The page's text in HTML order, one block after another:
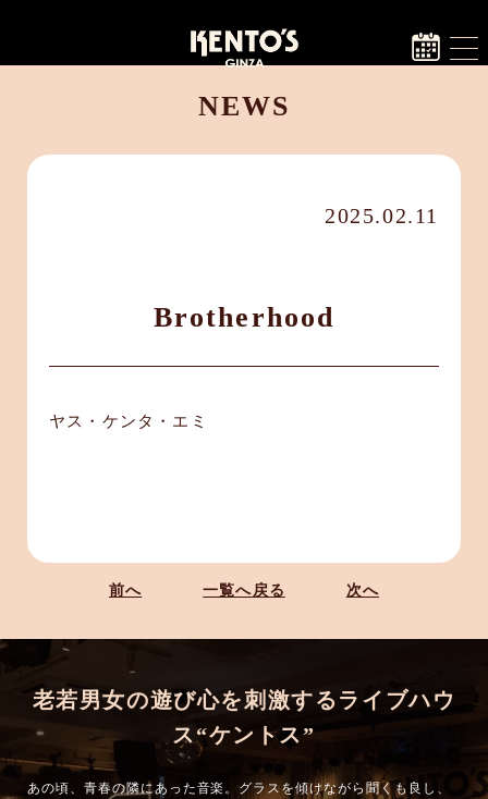
NEWS
2025.02.11
Brotherhood
ヤス・ケンタ・エミ
前へ 一覧へ戻る 次へ
老若男女の遊び心を刺激するライブハウ
ス“ケントス”
あの頃、青春の隣にあった音楽。グラスを傾けながら聞くも良し、